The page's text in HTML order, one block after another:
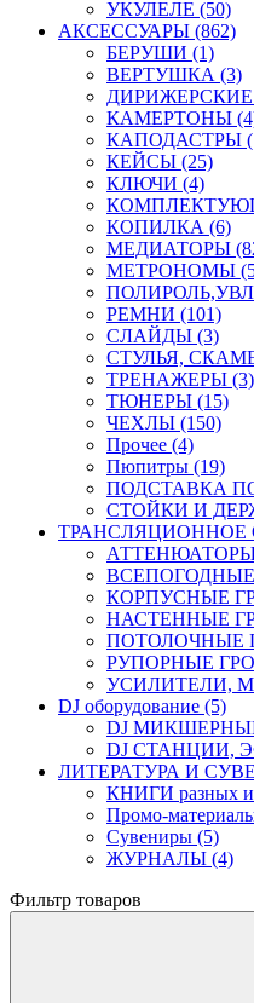
УКУЛЕЛЕ (50)
АКСЕССУАРЫ (862)
БЕРУШИ (1)
ВЕРТУШКА (3)
КАМЕРТОНЫ
КАПОДАСТРЫ
КЕЙСЫ (25)
КЛЮЧИ (4)
КОПИЛКА (6)
МЕДИАТОРЫ
МЕТРОНОМЫ
РЕМНИ (101)
СЛАЙДЫ (3)
СТУЛЬЯ,
ТРЕНАЖЕРЫ (3)
ТЮНЕРЫ (15)
ЧЕХЛЫ (150)
Прочее (4)
Пюпитры (19)
ПОДСТАВКА
СТОЙКИ И
ТРАНСЛЯЦИОННОЕ
АТТЕНЮАТОРЫ
КОРПУСНЫЕ
НАСТЕННЫЕ
ПОТОЛОЧНЫЕ
РУПОРНЫЕ
УСИЛИТЕЛИ,
DJ оборудование (5)
DJ
DJ СТАНЦИИ,
ЛИТЕРАТУРА И
КНИГИ разных
Промо-
Сувениры (5)
ЖУРНАЛЫ (4)
Фильтр товаров